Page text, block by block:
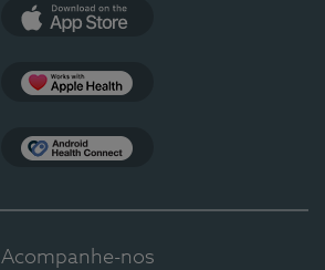
Acompanhe-nos